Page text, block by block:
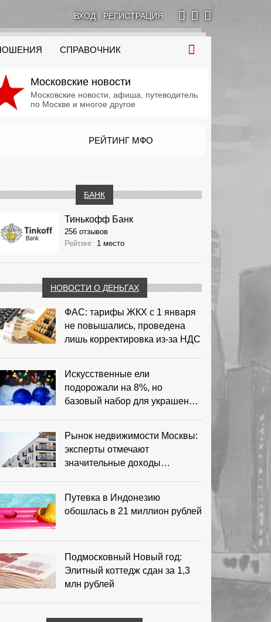
ВХОД· РЕГИСТРАЦИЯ
СПРАВОЧНИК
Московские новости
Московские новости, афиша, путеводитель
по Москве и многое другое
РЕЙТИНГ МФО
БАНК
Тинькофф Банк
256 отзывов
Рейтинг: 1 место
НОВОСТИ О ДЕНЬГАХ
ФАС: тарифы ЖКХ с 1 января
не повышались, проведена
лишь корректировка из‑за НДС
Искусственные ели
подорожали на 8%, но
базовый набор для украшения
Рынок недвижимости Москвы:
эксперты отмечают
значительные доходы
Путевка в Индонезию
обошлась в 21 миллион рублей
Подмосковный Новый год:
Элитный коттедж сдан за 1,3
млн рублей